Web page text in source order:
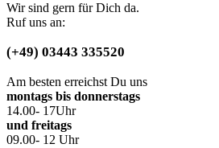
Wir sind gern für Dich da.
Ruf uns an:
(+49) 03443 335520
Am besten erreichst Du uns
montags bis donnerstags
14.00- 17Uhr
und freitags
09.00- 12 Uhr